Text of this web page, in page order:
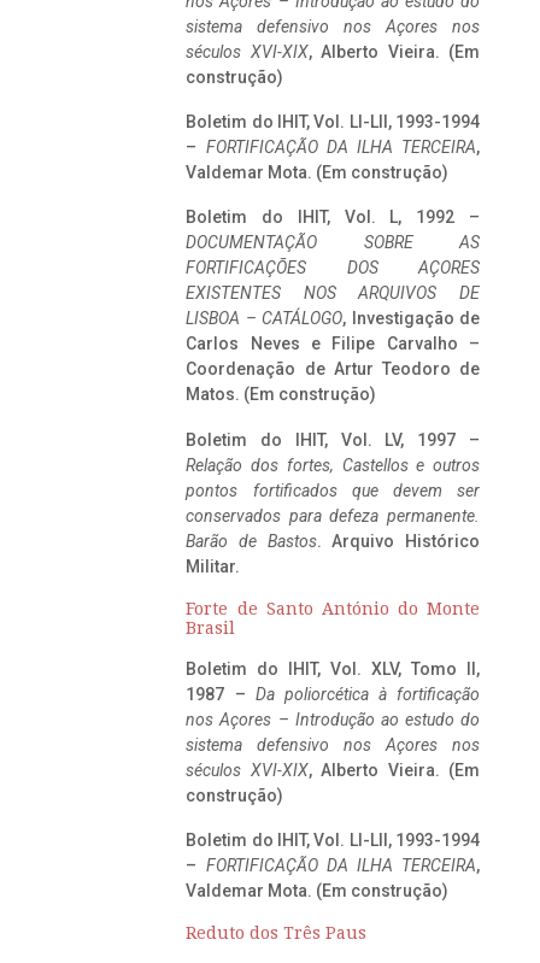
sistema defensivo nos Açores nos
séculos XVI-XIX, Alberto Vieira. (Em
construção)
Boletim do IHIT, Vol. LI-LII, 1993-1994
– FORTIFICAÇÃO DA ILHA TERCEIRA,
Valdemar Mota. (Em construção)
Boletim do IHIT, Vol. L, 1992 –
DOCUMENTAÇÃO SOBRE AS
FORTIFICAÇÕES DOS AÇORES
EXISTENTES NOS ARQUIVOS DE
LISBOA – CATÁLOGO, Investigação de
Carlos Neves e Filipe Carvalho –
Coordenação de Artur Teodoro de
Matos. (Em construção)
Boletim do IHIT, Vol. LV, 1997 –
Relação dos fortes, Castellos e outros
pontos fortificados que devem ser
conservados para defeza permanente.
Barão de Bastos. Arquivo Histórico
Militar.
Forte de Santo António do Monte
Brasil
Boletim do IHIT, Vol. XLV, Tomo II,
1987 – Da poliorcética à fortificação
nos Açores – Introdução ao estudo do
sistema defensivo nos Açores nos
séculos XVI-XIX, Alberto Vieira. (Em
construção)
Boletim do IHIT, Vol. LI-LII, 1993-1994
– FORTIFICAÇÃO DA ILHA TERCEIRA,
Valdemar Mota. (Em construção)
Reduto dos Três Paus